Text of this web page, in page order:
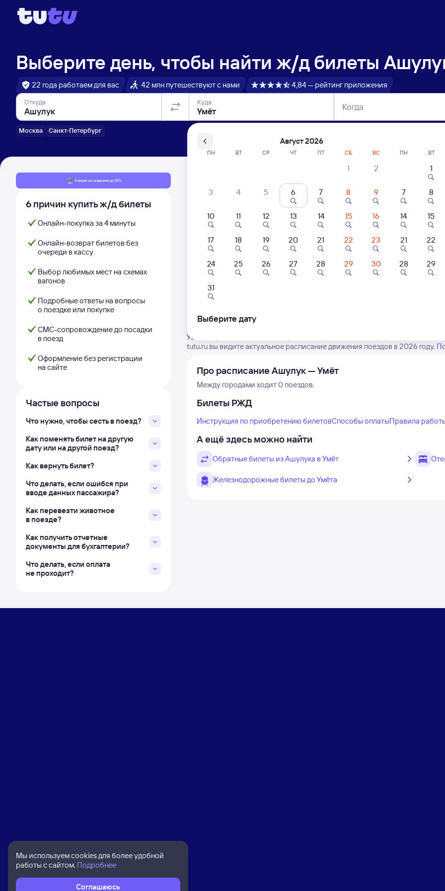
Выберите день, чтобы найти ж/д билеты
22 года работаем для вас 42 млн путешествуют с нами 4,84 — рейтинг приложения
Откуда
Москва Санкт-Петербург
Куда Когда
6 причин купить ж/д билеты
Онлайн-покупка за 4 минуты
Онлайн-возврат билетов без
очереди в кассу
Выбор любимых мест на схемах
вагонов
Подробные ответы на вопросы
о поездке или покупке
СМС-сопровождение до посадки
в поезд
Оформление без регистрации
на сайте
Частые вопросы
Что нужно, чтобы сесть в поезд?
Как поменять билет на другую
дату или на другой поезд?
Как вернуть билет?
Что делать, если ошибся при
вводе данных пассажира?
Как перевезти животное
в поезде?
Как получить отчетные
документы для бухгалтерии?
Что делать, если оплата
не проходит?
Расписание поездов Ашулук — Умёт
Нет рейсов по
Узнайте расписание пассажирских поездов РЖД из Ашулука в Умёт.
tutu.ru вы видите актуальное расписание движения поездов в 2026 году.
Про расписание Ашулук — Умёт
Между городами ходит 0 поездов.
Билеты РЖД
Инструкция по приобретению билетовСпособы оплатыПравила
А ещё здесь можно найти
Обратные билеты из Ашулука в Умёт
Железнодорожные билеты до Умёта
Мы используем cookies для более удобной
работы с сайтом. Подробнее
Соглашаюсь
Август 2026
ПН ВТ СР ЧТ ПТ СБ ВС
1 2
3 4 5 6 7 8 9
10 11 12 13 14 15 16
17 18 19 20 21 22 23
24 25 26 27 28 29 30
31
ПН ВТ
1
7 8
14 15
21 22
28 29
Выберите дату